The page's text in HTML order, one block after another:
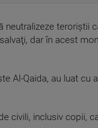
neutralizeze teroriştii
dar în acest
Al-Qaida, au luat cu
civili, inclusiv copii,